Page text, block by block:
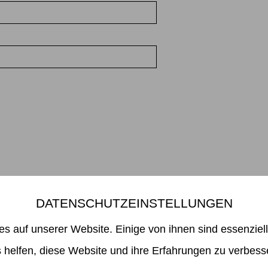
Mikiko Sato Gallery ı Klosterwall 13 ı 20095 Hamburg
40 32901980 ıinfo@mikikosatogallery.comı
DATENSCHUTZEINSTELLUNGEN
auf unserer Website. Einige von ihnen sind
helfen, diese Website und ihre Erfahrungen zu